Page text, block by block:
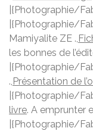
|{Photographie/
|{Photographie/
Mamiyalite ZE .,
les bonnes de
|{Photographie/
., Présentation de
|{Photographie/
livre. A emprunter
|{Photographie/